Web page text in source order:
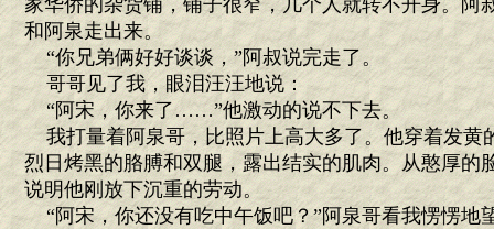
家华侨的杂货铺，铺子很窄，几个人就转不开身。阿
和阿泉走出来。
“你兄弟俩好好谈谈，”阿叔说完走了。
哥哥见了我，眼泪汪汪地说：
“阿宋，你来了……”他激动的说不下去。
我打量着阿泉哥，比照片上高大多了。他穿着发黄
烈日烤黑的胳膊和双腿，露出结实的肌肉。从憨厚的
说明他刚放下沉重的劳动。
“阿宋，你还没有吃中午饭吧？”阿泉哥看我愣愣地